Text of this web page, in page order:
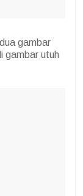
gambar
gambar utuh